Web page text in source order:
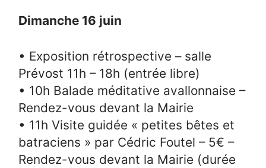
Dimanche 16 juin
• Exposition rétrospective – salle
Prévost 11h – 18h (entrée libre)
• 10h Balade méditative avallonnaise –
Rendez-vous devant la Mairie
• 11h Visite guidée « petites bêtes et
batraciens » par Cédric Foutel – 5€ –
Rendez-vous devant la Mairie (durée